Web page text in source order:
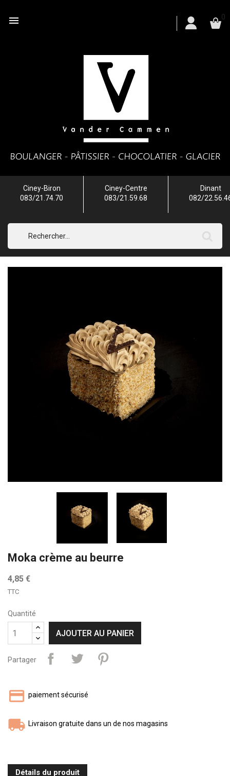
 0
Ciney-Biron
083/21.74.70
Ciney-Centre
083/21.59.68
Dinant
082/
Moka crème au beurre
4,85 €
TTC
Quantité
AJOUTER AU PANIER
Partager
paiement sécurisé
Livraison gratuite dans un de nos magasins
Détails du produit